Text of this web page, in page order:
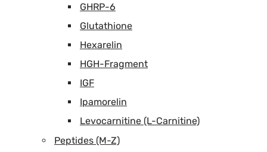
GHRP-6
Glutathione
Hexarelin
HGH-Fragment
IGF
Ipamorelin
Levocarnitine (L-Carnitine)
Peptides (M-Z)